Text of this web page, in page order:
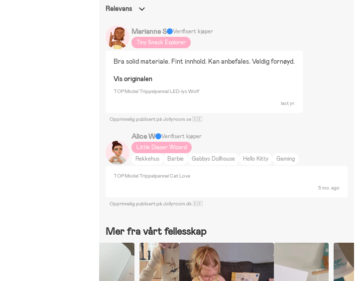
Relevans
Marianne S
Verifisert kjøper
Tiny Snack Explorer
Bra solid materiale. Fint innhold. Kan anbefales. Veldig fornøyd.
Vis originalen
TOPModel Trippelpennal LED-lys Wolf
last yr.
Opprinnelig publisert på Jollyroom.se 🇸🇪
Alice W
Verifisert kjøper
Little Diaper Wizard
Rekkehus
Barbie Gabbys Dollhouse Hello Kitty
Gaming
TOPModel Trippelpennal Cat Love
5 mo. ago
Opprinnelig publisert på Jollyroom.dk 🇩🇰
Mer fra vårt fellesskap